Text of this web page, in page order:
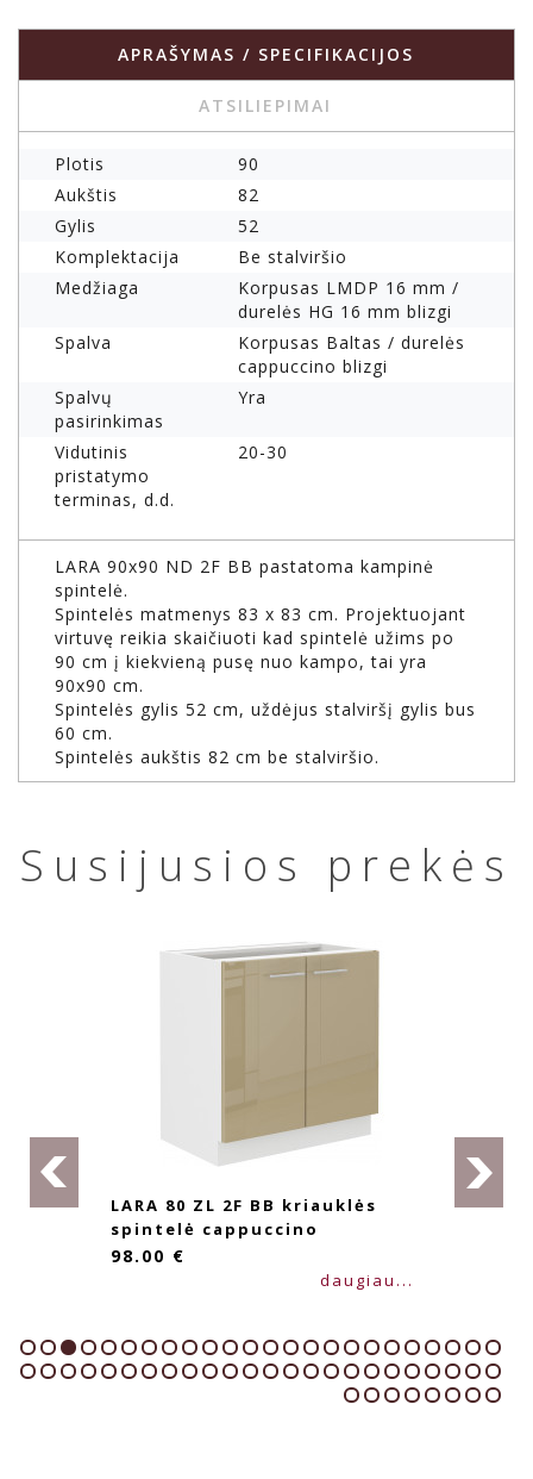
APRAŠYMAS / SPECIFIKACIJOS
ATSILIEPIMAI
Plotis
90
Aukštis
82
Gylis
52
Komplektacija
Be stalviršio
Medžiaga
Korpusas LMDP 16 mm /
durelės HG 16 mm blizgi
Spalva
Korpusas Baltas / durelės
cappuccino blizgi
Spalvų
pasirinkimas
Yra
Vidutinis
pristatymo
terminas, d.d.
20-30
LARA 90x90 ND 2F BB pastatoma kampinė
spintelė.
Spintelės matmenys 83 x 83 cm. Projektuojant
virtuvę reikia skaičiuoti kad spintelė užims po
90 cm į kiekvieną pusę nuo kampo, tai yra
90x90 cm.
Spintelės gylis 52 cm, uždėjus stalviršį gylis bus
60 cm.
Spintelės aukštis 82 cm be stalviršio.
Susijusios prekės
LARA 80 ZL 2F BB kriauklės
spintelė cappuccino
98.00 €
daugiau...